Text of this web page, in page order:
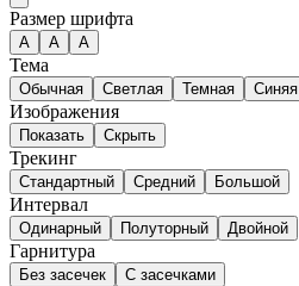
Размер шрифта
А A A
Тема
Обычная Светлая Темная Синяя
Изображения
Показать Скрыть
Трекинг
Стандартный Средний Большой
Интервал
Одинарный Полуторный Двойной
Гарнитура
Без засечек
С засечками